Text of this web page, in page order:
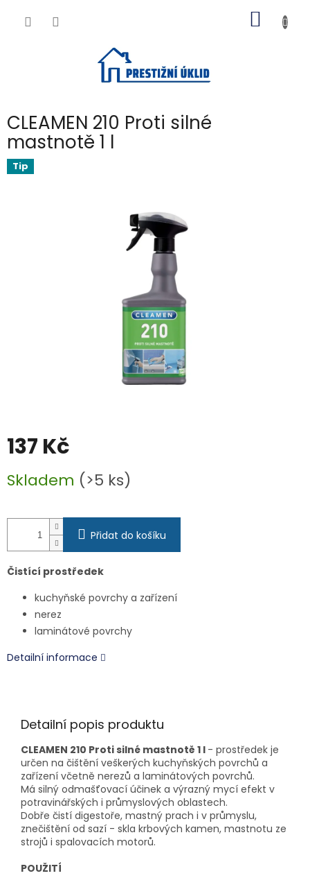
KOŠÍK
CLEAMEN 210 Proti silné
mastnotě 1 l
Tip
137 Kč
cena:
Skladem (>5 ks)
Přidat do košíku
Čistící prostředek
kuchyňské povrchy a zařízení
nerez
laminátové povrchy
Detailní informace
Detailní popis produktu
CLEAMEN 210 Proti silné mastnotě 1 l - prostředek je
určen na čištění veškerých kuchyňských povrchů a
zařízení včetně nerezů a laminátových povrchů.
Má silný odmašťovací účinek a výrazný mycí efekt v
potravinářských i průmyslových oblastech.
Dobře čistí digestoře, mastný prach i v průmyslu,
znečištění od sazí - skla krbových kamen, mastnotu ze
strojů i spalovacích motorů.
POUŽITÍ